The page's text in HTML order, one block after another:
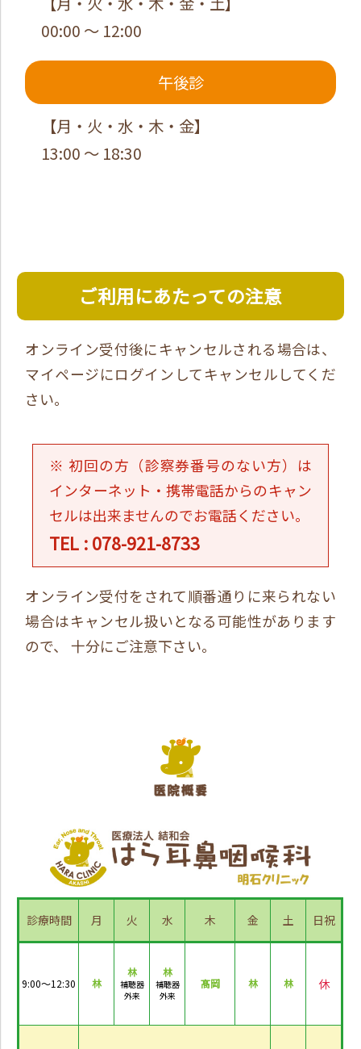
00:00 ～ 12:00
午後診
【月・火・水・木・金】
13:00 ～ 18:30
ご利用にあたっての注意
オンライン受付後にキャンセルされる場合は、
マイページにログインしてキャンセルしてくだ
さい。
※ 初回の方（診察券番号のない方）は
インターネット・携帯電話からのキャン
セルは出来ませんのでお電話ください。
TEL : 078-921-8733
オンライン受付をされて順番通りに来られない
場合はキャンセル扱いとなる可能性があります
ので、 十分にご注意下さい。
診療時間 月 火 水 木 金 土 日祝
9:00～12:30 林
林
補聴器
外来
林
補聴器
外来
髙岡 林 林 休